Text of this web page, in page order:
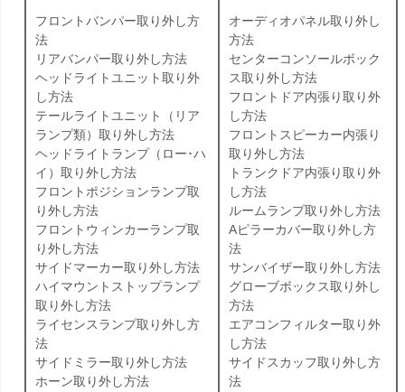
フロントバンパー取り外し方
法
リアバンパー取り外し方法
ヘッドライトユニット取り外
し方法
テールライトユニット（リア
ランプ類）取り外し方法
ヘッドライトランプ（ロー･ハ
イ）取り外し方法
フロントポジションランプ取
り外し方法
フロントウィンカーランプ取
り外し方法
サイドマーカー取り外し方法
ハイマウントストップランプ
取り外し方法
ライセンスランプ取り外し方
法
サイドミラー取り外し方法
ホーン取り外し方法
オーディオパネル取り外し
方法
センターコンソールボック
ス取り外し方法
フロントドア内張り取り外
し方法
フロントスピーカー内張り
取り外し方法
トランクドア内張り取り外
し方法
ルームランプ取り外し方法
Aピラーカバー取り外し方
法
サンバイザー取り外し方法
グローブボックス取り外し
方法
エアコンフィルター取り外
し方法
サイドスカッフ取り外し方
法